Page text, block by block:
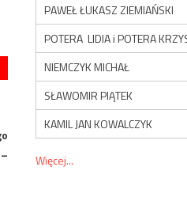
PAWEŁ ŁUKASZ ZIEMIAŃSKI
POTERA LIDIA i POTERA
NIEMCZYK MICHAŁ
SŁAWOMIR PIĄTEK
KAMIL JAN KOWALCZYK
Więcej...